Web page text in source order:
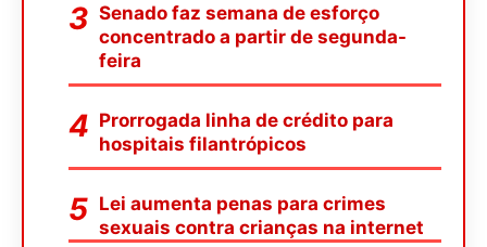
Senado faz semana de esforço
concentrado a partir de segunda-
feira
Prorrogada linha de crédito para
hospitais filantrópicos
Lei aumenta penas para crimes
sexuais contra crianças na internet